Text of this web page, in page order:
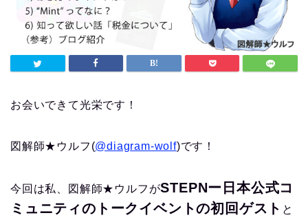
お会いできて光栄です！
図解師★ウルフ(@diagram-wolf)です！
今回は私、図解師★ウルフがSTEPNー日本公式コ
ミュニティのトークイベントの初回ゲスト と